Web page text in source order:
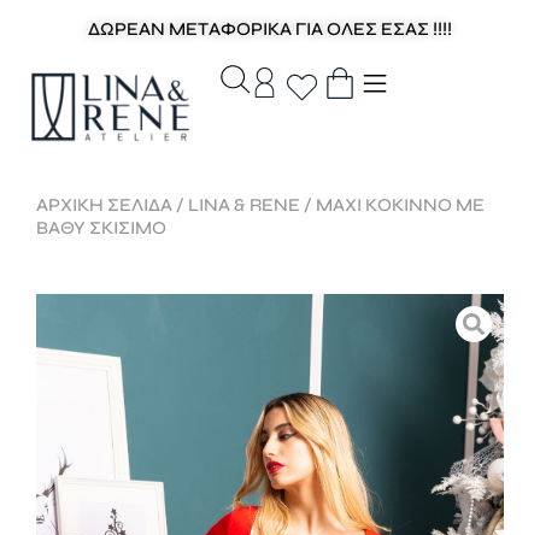
ΔΩΡΕΑΝ ΜΕΤΑΦΟΡΙΚΑ ΓΙΑ ΟΛΕΣ ΕΣΑΣ !!!!
ΑΡΧΙΚΉ ΣΕΛΊΔΑ / LINA & RENE / MAXI ΚΟΚΙΝΝΟ ΜΕ
ΒΑΘΥ ΣΚΙΣΙΜΟ